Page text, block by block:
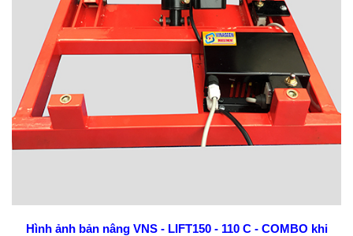
Hình ảnh bản nâng VNS - LIFT150 - 110 C - COMBO khi